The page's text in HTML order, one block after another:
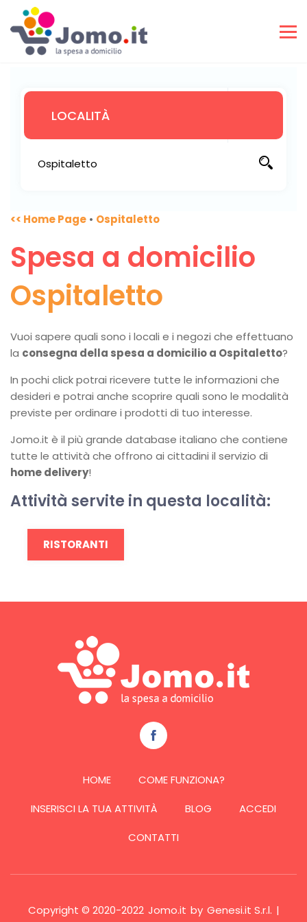
<< Home Page • Ospitaletto
Spesa a domicilio
Ospitaletto
Vuoi sapere quali sono i locali e i negozi che effettuano
la consegna della spesa a domicilio a Ospitaletto?
In pochi click potrai ricevere tutte le informazioni che
desideri e potrai anche scoprire quali sono le modalità
previste per ordinare i prodotti di tuo interesse.
Jomo.it è il più grande database italiano che contiene
tutte le attività che offrono ai cittadini il servizio di
home delivery!
Attività servite in questa località:
RISTORANTI
HOME
COME FUNZIONA?
INSERISCI LA TUA ATTIVITÀ
BLOG
ACCEDI
CONTATTI
Copyright © 2020-2022 Jomo.it by Genesi.it S.r.l. |